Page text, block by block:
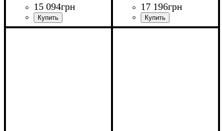
15 094грн
ширина, мм: 2600
17 196грн
ширина, мм: 2000